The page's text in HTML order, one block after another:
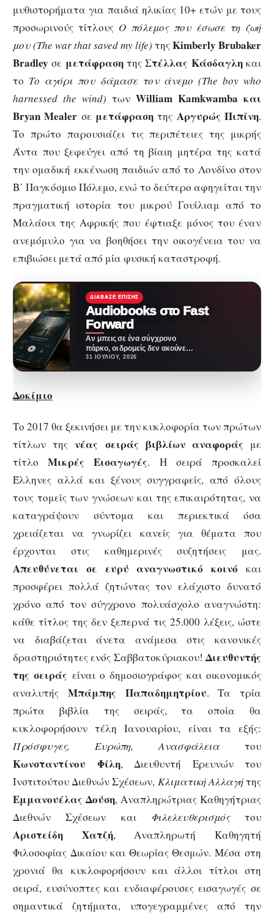
μυθιστορήματα για παιδιά ηλικίας 10+ ετών με τους
προσωρινούς τίτλους Ο πόλεμος που έσωσε τη ζωή
μου (The warthatsavedmylife) τηςKimberly Brubaker
Bradley σε μετάφρασητηςΣτέλλας Κάσδαγληκαι
το Το αγόρι που δάμασε τον άνεμο (The boy who
harnessed the wind) των William Kamkwamba και
Bryan Mealer σε μετάφραση της Αργυρώς Πιπίνη.
Το πρώτο παρουσιάζει τις περιπέτειες της μικρής
Άντα που ξεφεύγει από τη βίαιη μητέρα της κατά
την ομαδική εκκένωση παιδιών από το Λονδίνο στον
Β΄ Παγκόσμιο Πόλεμο, ενώ το δεύτερο αφηγείται την
πραγματική ιστορία του μικρού Γουίλιαμ από το
Μαλάουι της Αφρικής που έφτιαξε μόνος του έναν
ανεμόμυλο για να βοηθήσει την οικογένεια του να
επιβιώσει μετά από μία φυσική καταστροφή.
ΔΙΆΒΑΣΕ ΕΠΊΣΗΣ
Audiobooks στο Fast
Forward
Αν μπεις σε ένα σύγχρονο
πάρκο, οι δρομείς δεν ακούνε
πια μόνο την ανάσα τους ή…
31 ΙΟΥΛΊΟΥ, 2026
Δοκίμιο
Το 2017 θα ξεκινήσει με την κυκλοφορία των πρώτων
τίτλων τηςνέας σειράς βιβλίων αναφοράς με
τίτλοΜικρές Εισαγωγές. Η σειρά προσκαλεί
Έλληνες αλλά και ξένους συγγραφείς, από όλους
τους τομείς των γνώσεων και της επικαιρότητας, να
καταγράψουν σύντομα και περιεκτικά όσα
χρειάζεται να γνωρίζει κανείς για θέματα που
έρχονται στις καθημερινές συζητήσεις μας.
Απευθύνεται σε ευρύ αναγνωστικό κοινό και
προσφέρει πολλά ζητώντας τον ελάχιστο δυνατό
χρόνο από τον σύγχρονο πολυάσχολο αναγνώστη:
κάθε τίτλος της δεν ξεπερνά τις 25.000 λέξεις, ώστε
να διαβάζεται άνετα ανάμεσα στις κανονικές
δραστηριότητες ενός Σαββατοκύριακου!Διευθυντής
της σειράς είναι ο δημοσιογράφος και οικονομικός
αναλυτής Μπάμπης Παπαδημητρίου. Τα τρία
πρώτα βιβλία της σειράς, τα οποία θα
κυκλοφορήσουν τέλη Ιανουαρίου, είναι τα εξής:
Πρόσφυγες, Ευρώπη, Ανασφάλεια του
Κωνσταντίνου Φίλη, Διευθυντή Ερευνών του
Ινστιτούτου Διεθνών Σχέσεων, Κλιματική Αλλαγήτης
Εμμανουέλας Δούση, Αναπληρώτριας Καθηγήτριας
Διεθνών Σχέσεων και Φιλελευθερισμόςτου
Αριστείδη Χατζή, Αναπληρωτή Καθηγητή
Φιλοσοφίας Δικαίου και Θεωρίας Θεσμών. Μέσα στη
χρονιά θα κυκλοφορήσουν και άλλοι τίτλοι στη
σειρά, ευσύνοπτες και ενδιαφέρουσες εισαγωγές σε
σημαντικά ζητήματα, υπογεγραμμένες από την